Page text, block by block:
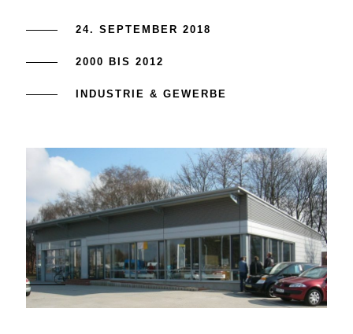
24. SEPTEMBER 2018
2000 BIS 2012
INDUSTRIE & GEWERBE